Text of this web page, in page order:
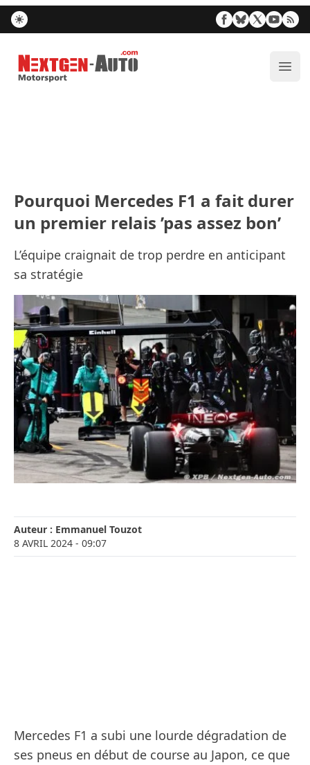
Nextgen-Auto.com
Pourquoi Mercedes F1 a fait durer
un premier relais ’pas assez bon’
L’équipe craignait de trop perdre en anticipant
sa stratégie
Auteur : Emmanuel Touzot
8 AVRIL 2024 - 09:07
Mercedes F1 a subi une lourde dégradation de
ses pneus en début de course au Japon, ce que